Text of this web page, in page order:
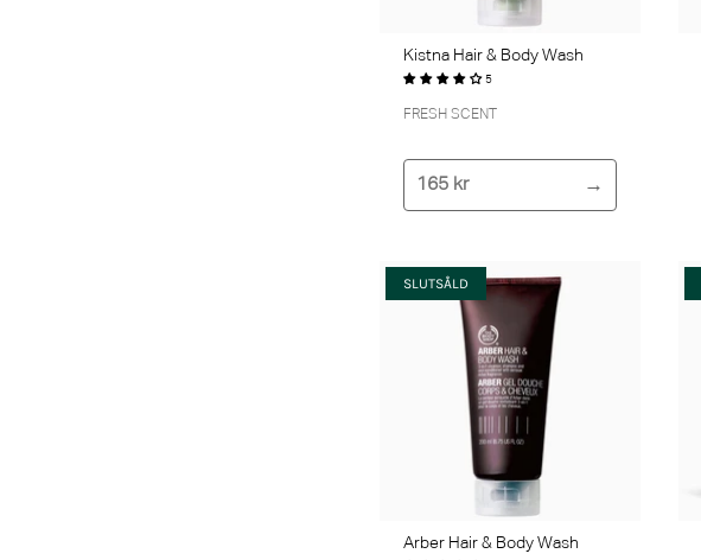
Kistna Hair & Body Wash
5
FRESH SCENT
165 kr
SLUTSÅLD
Arber Hair & Body Wash